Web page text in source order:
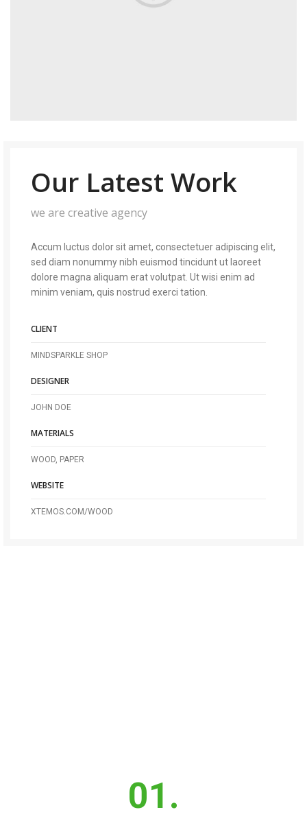
Our Latest Work
we are creative agency
Accum luctus dolor sit amet, consectetuer adipiscing elit,
sed diam nonummy nibh euismod tincidunt ut laoreet
dolore magna aliquam erat volutpat. Ut wisi enim ad
minim veniam, quis nostrud exerci tation.
CLIENT
MINDSPARKLE SHOP
DESIGNER
JOHN DOE
MATERIALS
WOOD, PAPER
WEBSITE
XTEMOS.COM/WOOD
01.